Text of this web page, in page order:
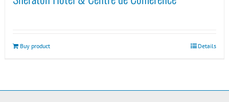
Buy product Details